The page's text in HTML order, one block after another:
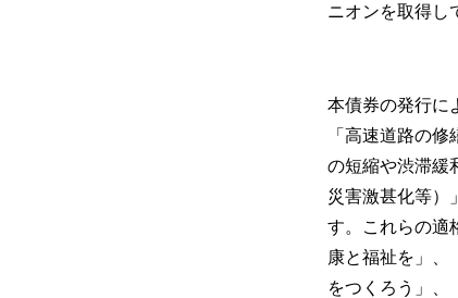
ニオンを取得し
本債券の発行に
「高速道路の
の短縮や渋滞緩
災害激甚化等）
す。これらの適
康と福祉を」、
をつくろう」、